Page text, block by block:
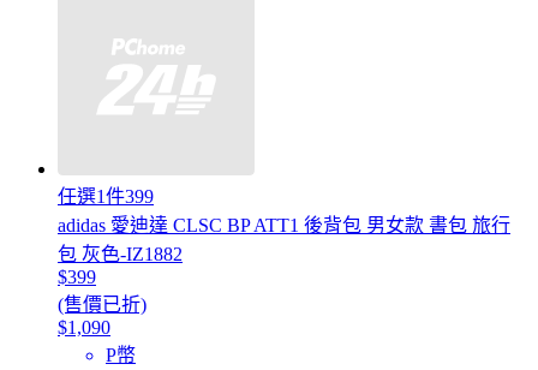
任選1件399
adidas 愛迪達 CLSC BP ATT1 後背包 男女款 書包 旅行
包 灰色-IZ1882
$399
(售價已折)
$1,090
P幣